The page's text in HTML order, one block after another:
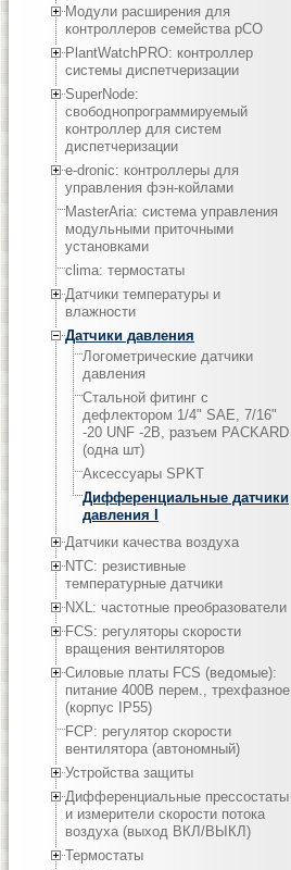
Модули расширения для
контроллеров семейства pCO
PlantWatchPRO: контроллер
системы диспетчеризации
SuperNode:
свободнопрограммируемый
контроллер для систем
диспетчеризации
e-dronic: контроллеры для
управления фэн-койлами
MasterAria: система управления
модульными приточными
установками
clima: термостаты
Датчики температуры и
влажности
Датчики давления
Логометрические датчики
давления
Стальной фитинг с
дефлектором 1/4" SAE, 7/16"
-20 UNF -2B, разъем PACKARD
(одна шт)
Аксессуары SPKT
Дифференциальные датчики
давления I
Датчики качества воздуха
NTC: резистивные
температурные датчики
NXL: частотные преобразователи
FCS: регуляторы скорости
вращения вентиляторов
Силовые платы FCS (ведомые):
питание 400В перем., трехфазное
(корпус IP55)
FCP: регулятор скорости
вентилятора (автономный)
Устройства защиты
Дифференциальные прессостаты
и измерители скорости потока
воздуха (выход ВКЛ/ВЫКЛ)
Термостаты